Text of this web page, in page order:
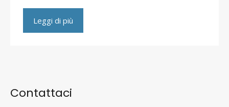
Leggi di più
Contattaci